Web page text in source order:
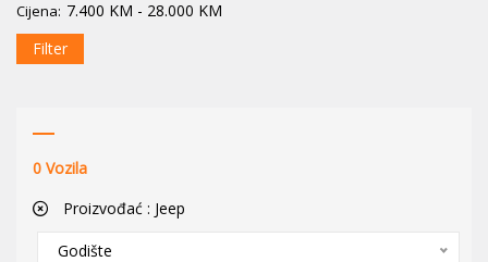
Cijena: 7.400 KM - 28.000 KM
Filter
0 Vozila
Proizvođać : Jeep
Godište